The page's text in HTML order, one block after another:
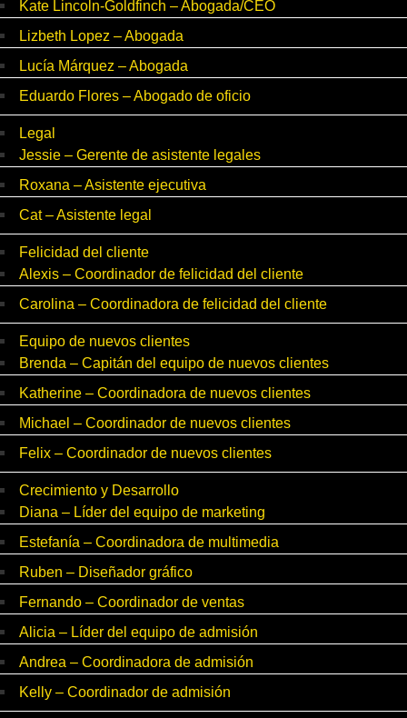
Kate Lincoln-Goldfinch – Abogada/CEO
Lizbeth Lopez – Abogada
Lucía Márquez – Abogada
Eduardo Flores – Abogado de oficio
Legal
Jessie – Gerente de asistente legales
Roxana – Asistente ejecutiva
Cat – Asistente legal
Felicidad del cliente
Alexis – Coordinador de felicidad del cliente
Carolina – Coordinadora de felicidad del cliente
Equipo de nuevos clientes
Brenda – Capitán del equipo de nuevos clientes
Katherine – Coordinadora de nuevos clientes
Michael – Coordinador de nuevos clientes
Felix – Coordinador de nuevos clientes
Crecimiento y Desarrollo
Diana – Líder del equipo de marketing
Estefanía – Coordinadora de multimedia
Ruben – Diseñador gráfico
Fernando – Coordinador de ventas
Alicia – Líder del equipo de admisión
Andrea – Coordinadora de admisión
Kelly – Coordinador de admisión